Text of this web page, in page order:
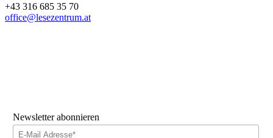
+43 316 685 35 70
office@lesezentrum.at
Newsletter abonnieren